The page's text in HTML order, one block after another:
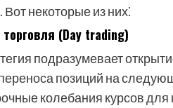
некоторые из них⁚
(Day trading)
подразумевает
позиций на
колебания курсов